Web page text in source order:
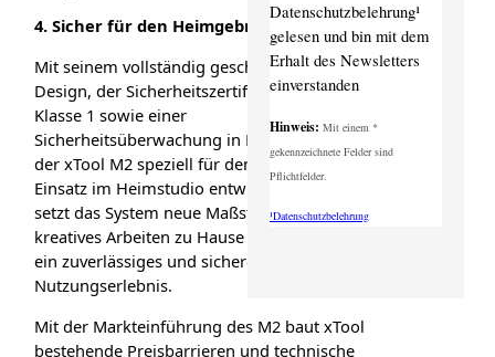
4. Sicher für den Heimgebrauch
Mit seinem vollständig geschlossenen
Design, der Sicherheitszertifizierung der
Klasse 1 sowie einer
Sicherheitsüberwachung in Echtzeit wurde
der xTool M2 speziell für den sicheren
Einsatz im Heimstudio entwickelt. Damit
setzt das System neue Maßstäbe für
kreatives Arbeiten zu Hause und ermöglicht
ein zuverlässiges und sicheres
Nutzungserlebnis.
Mit der Markteinführung des M2 baut xTool
bestehende Preisbarrieren und technische
Datenschutzbelehrung¹
gelesen und bin mit dem
Erhalt des Newsletters
einverstanden
Hinweis: Mit einem *
gekennzeichnete Felder sind
Pflichtfelder.
¹Datenschutzbelehrung